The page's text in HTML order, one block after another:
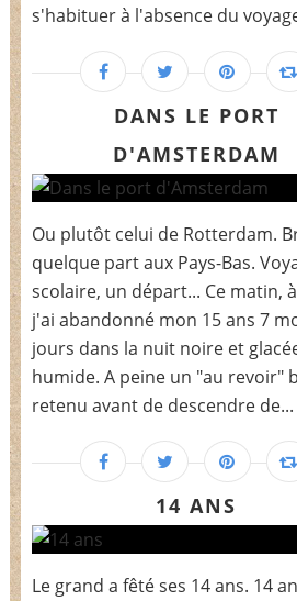
s'habituer à l'absence du
DANS LE PORT
D'AMSTERDAM
Ou plutôt celui de Rotterdam.
quelque part aux Pays-Bas.
scolaire, un départ... Ce matin,
j'ai abandonné mon 15 ans 7
jours dans la nuit noire et
humide. A peine un "au revoir"
retenu avant de descendre de...
14 ANS
Le grand a fêté ses 14 ans. 14